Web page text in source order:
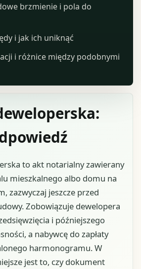
to akt notarialny zawierany
mieszkalnego albo domu na
zazwyczaj jeszcze przed
Zobowiązuje dewelopera
i późniejszego
a nabywcę do zapłaty
harmonogramu. W
jest to, czy dokument
brzmienie i pola do
i jak ich uniknąć
i różnice między podobnymi